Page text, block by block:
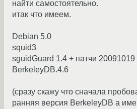
найти самостоятельно.
итак что имеем.
Debian 5.0
squid3
sguidGuard 1.4 + патчи
BerkeleyDB.4.6
(сразу скажу что сначала
ранняя версия BerkeleyDB а